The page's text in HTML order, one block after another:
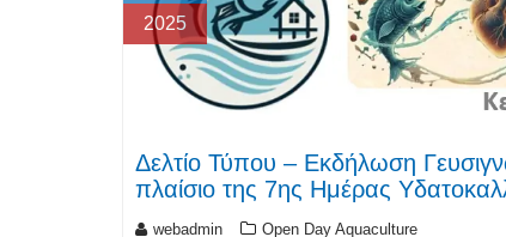
2025
Δελτίο Τύπου – Eκδήλωση
πλαίσιο της 7ης Ημέρας
webadmin Open Day Aquaculture